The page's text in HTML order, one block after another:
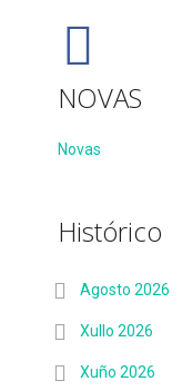
NOVAS
Novas
Histórico
Agosto 2026
Xullo 2026
Xuño 2026